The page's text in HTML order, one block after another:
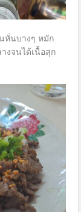
หั่นบางๆ หมัก
งจนได้เนื้อสุก